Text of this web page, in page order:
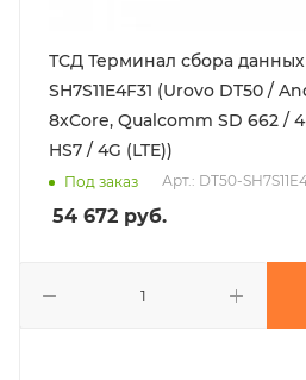
ТСД Терминал сбора данных
SH7S11E4F31 (Urovo DT50 /
8xCore, Qualcomm SD 662 /
HS7 / 4G (LTE))
Под заказ Арт.: DT50-
54 672 руб.